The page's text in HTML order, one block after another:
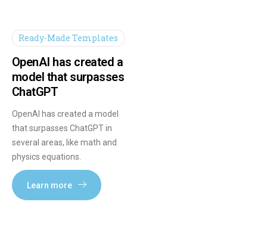
Ready-Made Templates
OpenAI has created a
model that surpasses
ChatGPT
OpenAI has created a model
that surpasses ChatGPT in
several areas, like math and
physics equations.
Learn more